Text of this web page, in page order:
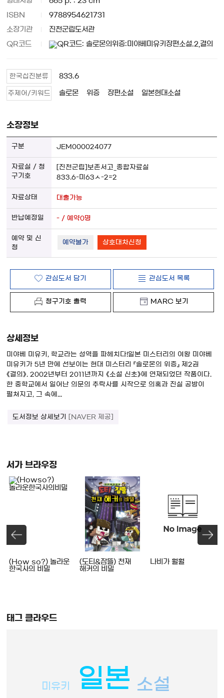
ISBN 9788954621731
소장기관 진천군립도서관
QR코드
한국십진분류 833.6
주제어/키워드 솔로몬 위증 장편소설 일본현대소설
소장정보
JEM000024077
[진천군립]보존서고_종합자료실
833.6-미63ㅅ-2=2
대출가능
- / 예약0명
예약불가 상호대차신청
관심도서 담기 관심도서 목록
청구기호 출력 MARC 보기
상세정보
미야베 미유키, 학교라는 성역을 파헤치다!일본 미스터리의 여왕 미야베
미유키가 5년 만에 선보이는 현대 미스터리 『솔로몬의 위증』 제2권
《결의》. 2002년부터 2011년까지 《소설 신초》에 연재되었던 작품이다.
한 중학교에서 일어난 의문의 추락사를 시작으로 의혹과 진실 공방이
펼쳐지고, 그 속에...
도서정보 상세보기 [NAVER 제공]
서가 브라우징
(How so?) 놀라운
한국사의 비밀
(도티&잠뜰) 천재
해커의 비밀
나비가 훨훨
태그 클라우드
일본 소설
미유키